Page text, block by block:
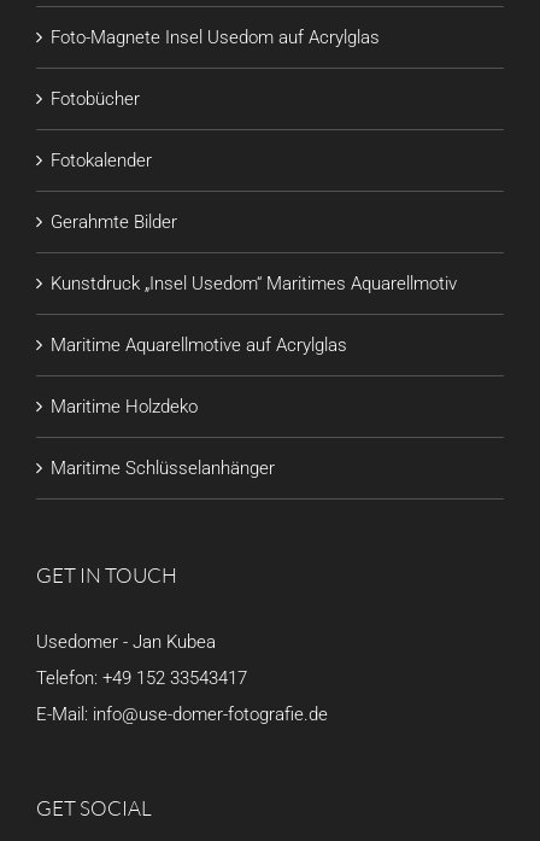
Foto-Magnete Insel Usedom auf Acrylglas
Fotobücher
Fotokalender
Gerahmte Bilder
Kunstdruck „Insel Usedom“ Maritimes Aquarellmotiv
Maritime Aquarellmotive auf Acrylglas
Maritime Holzdeko
Maritime Schlüsselanhänger
GET IN TOUCH
Usedomer - Jan Kubea
Telefon: +49 152 33543417
E-Mail: info@use-domer-fotografie.de
GET SOCIAL